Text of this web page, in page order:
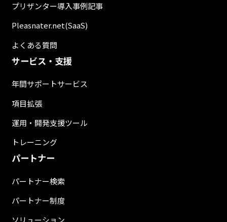
プリザンター導入事例記事
Pleasnater.net(SaaS)
よくある質問
サービス・支援
年間サポートサービス
項目拡張
運用・開発支援ツール
トレーニング
パートナー
パートナー検索
パートナー制度
ソリューション